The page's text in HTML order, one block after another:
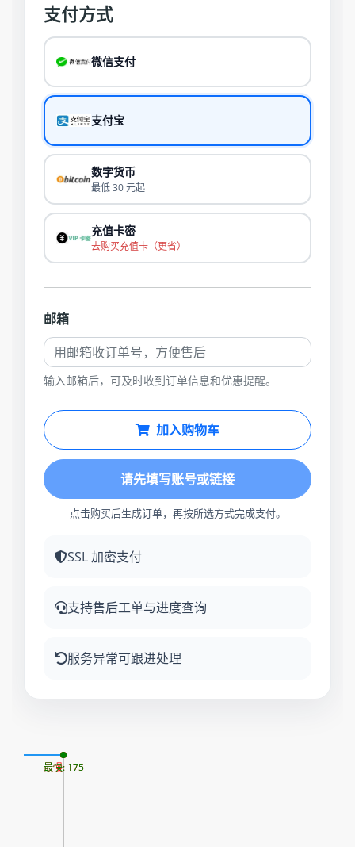
支付方式
微信支付
支付宝
数字货币
最低 30 元起
充值卡密
去购买充值卡（更省）
邮箱
输入邮箱后，可及时收到订单信息和优惠提醒。
加入购物车
请先填写账号或链接
点击购买后生成订单，再按所选方式完成支付。
SSL 加密支付
支持售后工单与进度查询
服务异常可跟进处理
最慢: 175
最快: 175